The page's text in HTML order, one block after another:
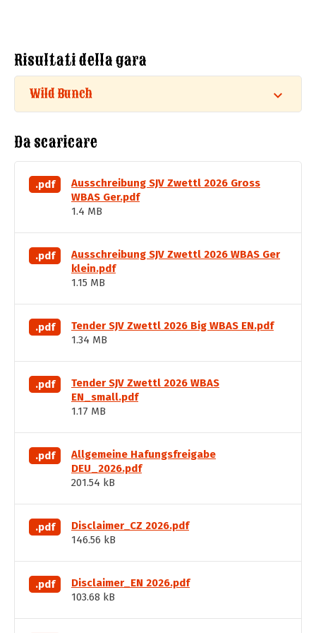
Risultati della gara
Wild Bunch
Da scaricare
.pdf
Ausschreibung SJV Zwettl 2026 Gross
WBAS Ger.pdf
1.4 MB
.pdf
Ausschreibung SJV Zwettl 2026 WBAS Ger
klein.pdf
1.15 MB
.pdf
Tender SJV Zwettl 2026 Big WBAS EN.pdf
1.34 MB
.pdf
Tender SJV Zwettl 2026 WBAS
EN_small.pdf
1.17 MB
.pdf
Allgemeine Hafungsfreigabe
DEU_2026.pdf
201.54 kB
.pdf
Disclaimer_CZ 2026.pdf
146.56 kB
.pdf
Disclaimer_EN 2026.pdf
103.68 kB